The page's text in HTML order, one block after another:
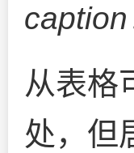
从表格
处，但